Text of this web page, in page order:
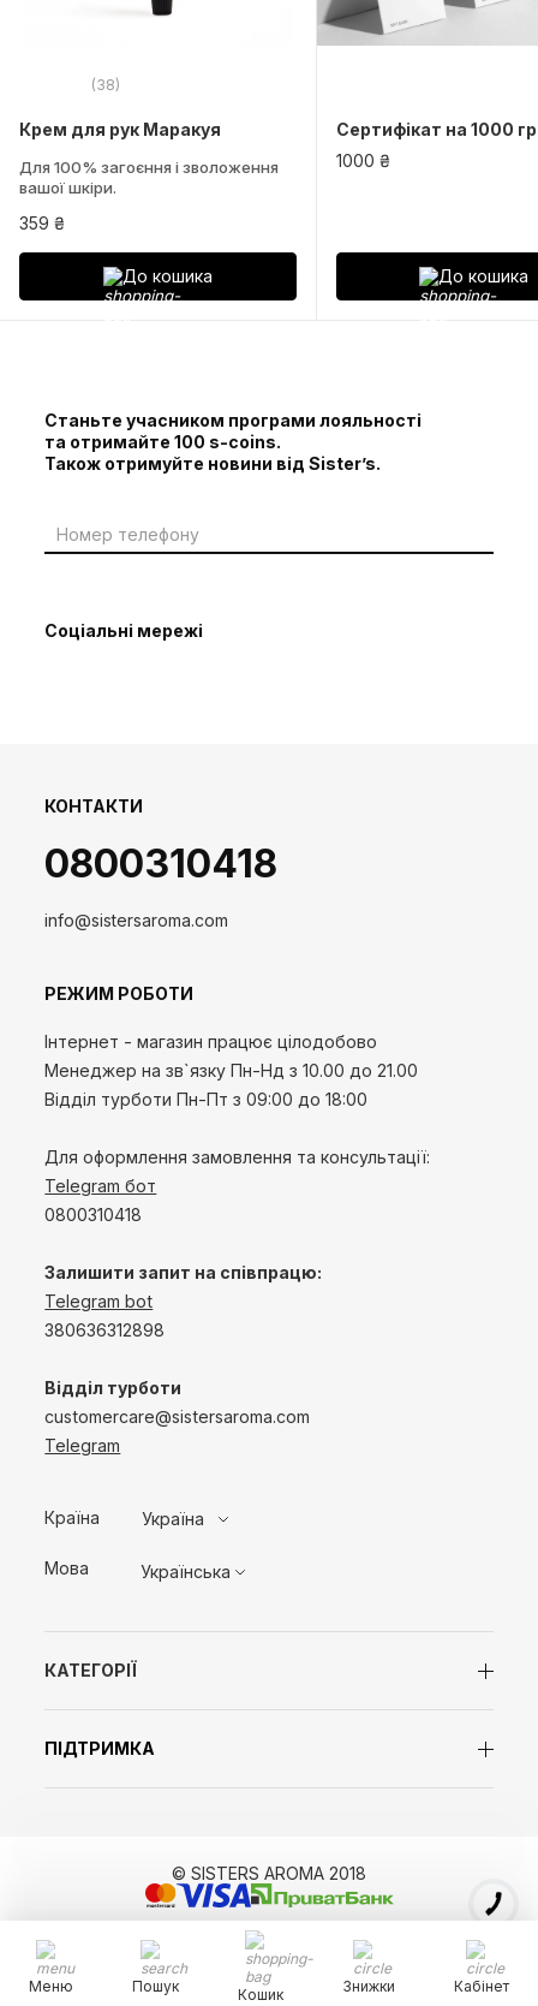
Меню Пошук Кошик Знижки Кабінет
(38)
Крем для рук Маракуя
Для 100% загоєння і зволоження
вашої шкіри.
359 ₴
До кошика
Сертифікат на 1000
1000 ₴
До кошика
Станьте учасником програми лояльності
та отримайте 100 s-coins.
Також отримуйте новини від Sister’s.
Соціальні мережі
КОНТАКТИ
0800310418
info@sistersaroma.com
РЕЖИМ РОБОТИ
Інтернет - магазин працює цілодобово
Менеджер на зв`язкуПн-Нд з 10.00 до 21.00
Відділ турботи Пн-Пт з 09:00 до 18:00
Для оформлення замовлення та консультації:
Telegram бот
0800310418
Залишити запит на співпрацю:
Telegram bot
380636312898
Відділ турботи
customercare@sistersaroma.com
Telegram
КАТЕГОРІЇ
ПІДТРИМКА
Країна Україна
Мова Українська
© SISTERS AROMA 2018